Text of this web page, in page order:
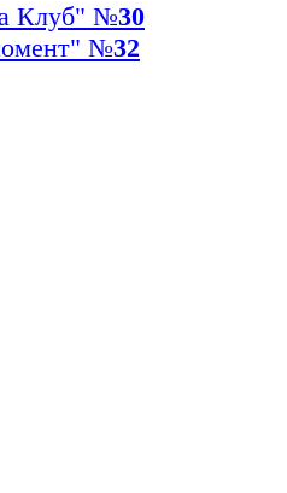
Клуб" №30
№32